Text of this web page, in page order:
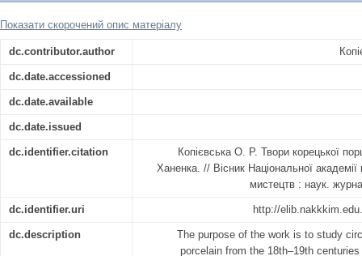
Показати скорочений опис матеріалу
dc.contributor.author
dc.date.accessioned
dc.date.available
dc.date.issued
dc.identifier.citation
Копієвська О. Р. Твори корецької
Ханенка. // Вісник Національної академії
мистецтв : наук.
dc.identifier.uri http://
dc.description
The purpose of the work is to study
porcelain from the 18th–19th